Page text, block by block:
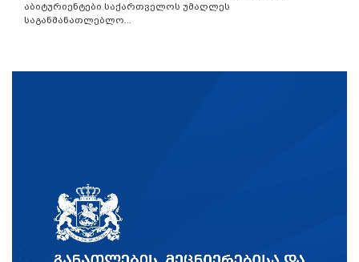
აბიტურიენტები საქართველოს უმაღლეს
საგანმანათლებლო...